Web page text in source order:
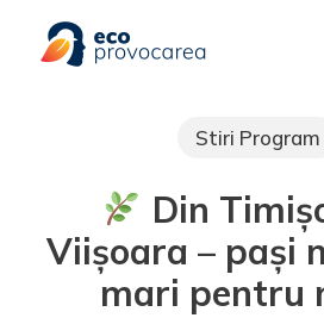
Stiri Program
Din
Viișoara – pași
mari pentru